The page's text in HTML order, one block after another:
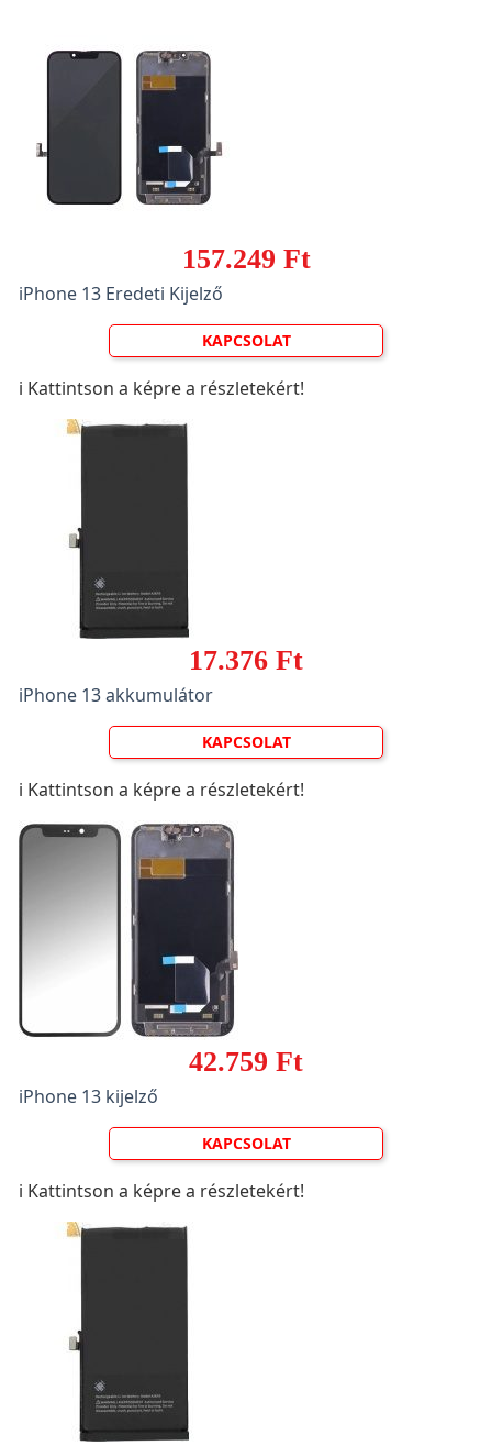
157.249 Ft
iPhone 13 Eredeti Kijelző
KAPCSOLAT
ℹ️ Kattintson a képre a részletekért!
17.376 Ft
iPhone 13 akkumulátor
KAPCSOLAT
ℹ️ Kattintson a képre a részletekért!
42.759 Ft
iPhone 13 kijelző
KAPCSOLAT
ℹ️ Kattintson a képre a részletekért!